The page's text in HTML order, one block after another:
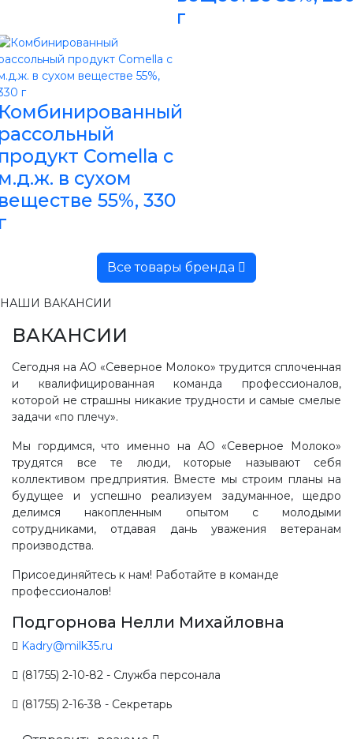
г
Comella с
в сухом
55%, 330
Все товары бренда
НАШИ ВАКАНСИИ
ВАКАНСИИ
Сегодня на АО «Северное Молоко» трудится сплоченная
и квалифицированная команда профессионалов,
которой не страшны никакие трудности и самые смелые
задачи «по плечу».
Мы гордимся, что именно на АО «Северное Молоко»
трудятся все те люди, которые называют себя
коллективом предприятия. Вместе мы строим планы на
будущее и успешно реализуем задуманное, щедро
делимся накопленным опытом с молодыми
сотрудниками, отдавая дань уважения ветеранам
производства.
Присоединяйтесь к нам! Работайте в команде
профессионалов!
Подгорнова Нелли Михайловна
Kadry@milk35.ru
(81755) 2-10-82 - Служба персонала
(81755) 2-16-38 - Секретарь